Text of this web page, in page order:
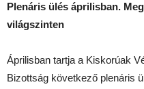
Plenáris ülés áprilisban.
világszinten
Áprilisban tartja a Kiskorúak
Bizottság következő plenáris